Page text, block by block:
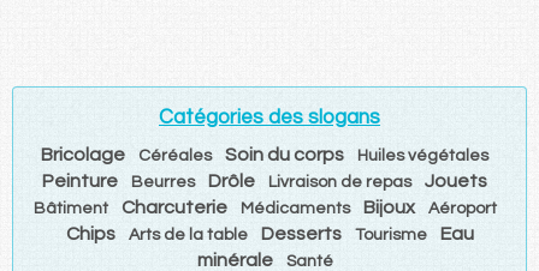
Catégories des slogans
Bricolage Céréales Soin du corps Huiles végétales
Peinture Beurres Drôle Livraison de repas Jouets
Bâtiment Charcuterie Médicaments Bijoux Aéroport
Chips Arts de la table Desserts Tourisme
Eau
minérale
Santé